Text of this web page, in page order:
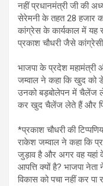
नहीं प्रधानमंत्री जी की
सेरेमनी के तहत 28 हजार
कांग्रेस के कार्यकाल में यह
प्रकाश चौधरी जैसे
भाजपा के प्रदेश महामंत्री
जम्वाल ने कहा कि खुद को
उनको बड़बोलेपन में चैलेंज
कर खुद चैलेंज लेते हैं और
*प्रकाश चौधरी की
राकेश जम्वाल ने कहा कि
जुड़ाव है और अगर वह यहां
आपत्ति क्यों है? भाजपा
विकास को पचा नहीं कर